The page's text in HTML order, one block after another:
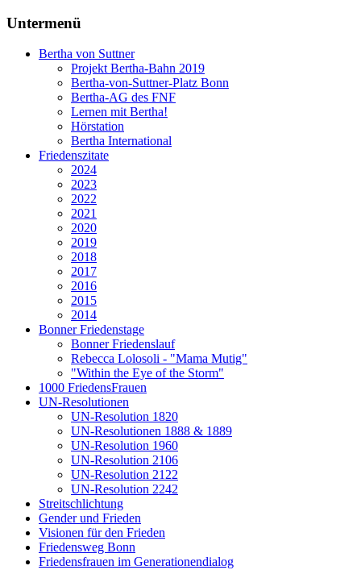
Untermenü
Bertha von Suttner
Projekt Bertha-Bahn 2019
Bertha-von-Suttner-Platz Bonn
Bertha-AG des FNF
Lernen mit Bertha!
Hörstation
Bertha International
Friedenszitate
2024
2023
2022
2021
2020
2019
2018
2017
2016
2015
2014
Bonner Friedenstage
Bonner Friedenslauf
Rebecca Lolosoli - "Mama Mutig"
"Within the Eye of the Storm"
1000 FriedensFrauen
UN-Resolutionen
UN-Resolution 1820
UN-Resolutionen 1888 & 1889
UN-Resolution 1960
UN-Resolution 2106
UN-Resolution 2122
UN-Resolution 2242
Streitschlichtung
Gender und Frieden
Visionen für den Frieden
Friedensweg Bonn
Friedensfrauen im Generationendialog